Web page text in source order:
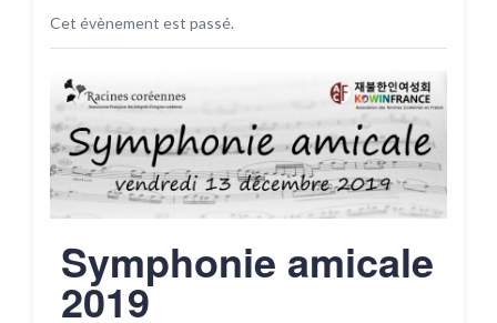
Cet évènement est passé.
Symphonie amicale
2019